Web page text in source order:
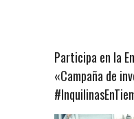
Participa en la
«Campaña de